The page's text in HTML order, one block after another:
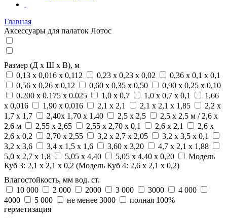
Главная
Аксессуары для палаток Лотос
Размер (Д х Ш х В), м
0,13 х 0,016 х 0,112
0,23 х 0,23 х 0,02
0,36 х 0,1 х 0,1
0,56 х 0,26 х 0,12
0,60 х 0,35 х 0,50
0,90 х 0,25 х 0,10
0.200 х 0.175 х 0.025
1,0 х 0,7 1,0 х 0,7 х 0,1
1,66
х 0,016
1,90 х 0,016 2,1 х 2,1 2,1 х 2,1 х 1,85
2,2 х
1,7 х 1,7
2,40х 1,70 х 1,40 2,5 х 2,5
2,5 х 2,5 м / 2,6 х
2,6 м
2,55 х 2,65 2,55 х 2,70 х 0,1 2,6 х 2,1
2,6 х
2,6 х 0,2
2,70 х 2,55 3,2 х 2,7 х 2,05
3,2 х 3,5 х 0,1
3,2 х 3,6
3,4 х 1,5 х 1,6 3,60 x 3,20
4,7 х 2,1 х 1,88
5,0 х 2,7 х 1,8
5,05 х 4,40 5,05 х 4,40 х 0,20
Модель
Куб 3: 2,1 х 2,1 х 0,2 (Модель Куб 4: 2,6 х 2,1 х 0,2)
Влагостойкость, мм вод. ст.
10 000
2 000 2000 3 000 3000
4 000
4000
5 000 не менее 3000
полная 100%
герметизация